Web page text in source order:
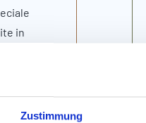
Zustimmung
in
tot